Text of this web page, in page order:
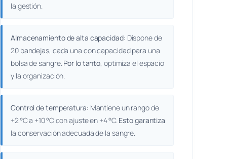
la gestión.
Almacenamiento de alta capacidad: Dispone de
20 bandejas, cada una con capacidad para una
bolsa de sangre. Por lo tanto, optimiza el espacio
y la organización.
Control de temperatura: Mantiene un rango de
+2 °C a +10 °C con ajuste en +4 °C. Esto garantiza
la conservación adecuada de la sangre.